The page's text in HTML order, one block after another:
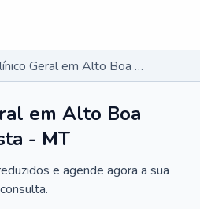
Clínico Geral em Alto Boa Vista - MT
em Alto Boa
- MT
e agende agora a sua
consulta.